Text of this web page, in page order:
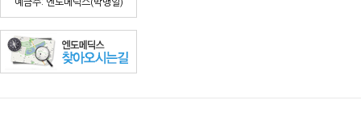
예금주: 엔도메딕스(박맹일)